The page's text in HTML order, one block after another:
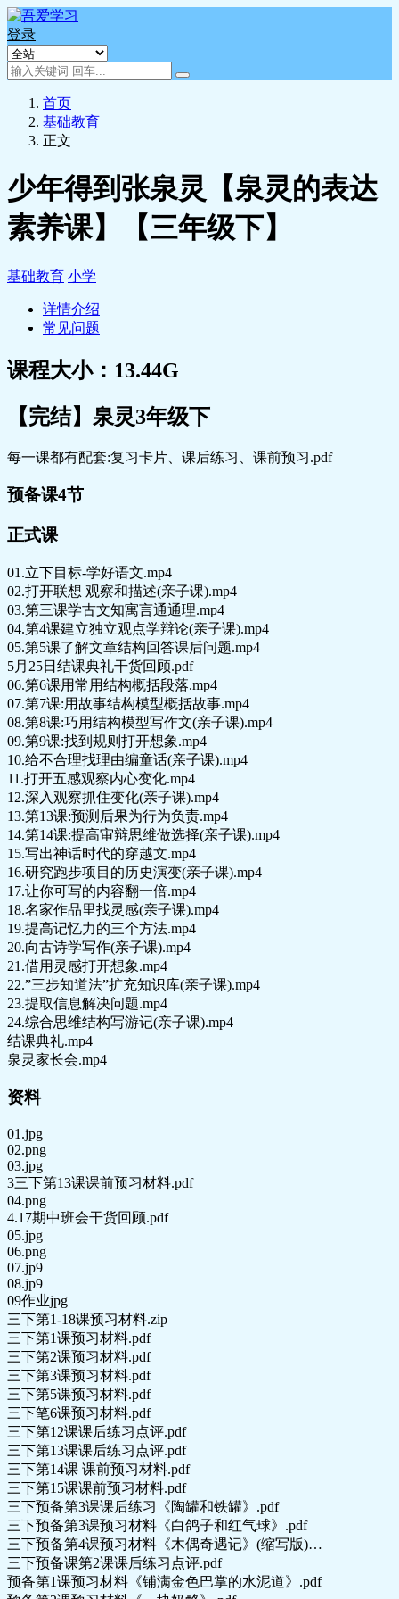
登录
首页
基础教育
正文
少年得到张泉灵【泉灵的表达
素养课】【三年级下】
基础教育 小学
详情介绍
常见问题
课程大小：13.44G
【完结】泉灵3年级下
每一课都有配套:复习卡片、课后练习、课前预习.pdf
预备课4节
正式课
01.立下目标-学好语文.mp4
02.打开联想 观察和描述(亲子课).mp4
03.第三课学古文知寓言通通理.mp4
04.第4课建立独立观点学辩论(亲子课).mp4
05.第5课了解文章结构回答课后问题.mp4
5月25日结课典礼干货回顾.pdf
06.第6课用常用结构概括段落.mp4
07.第7课:用故事结构模型概括故事.mp4
08.第8课:巧用结构模型写作文(亲子课).mp4
09.第9课:找到规则打开想象.mp4
10.给不合理找理由编童话(亲子课).mp4
11.打开五感观察内心变化.mp4
12.深入观察抓住变化(亲子课).mp4
13.第13课:预测后果为行为负责.mp4
14.第14课:提高审辩思维做选择(亲子课).mp4
15.写出神话时代的穿越文.mp4
16.研究跑步项目的历史演变(亲子课).mp4
17.让你可写的内容翻一倍.mp4
18.名家作品里找灵感(亲子课).mp4
19.提高记忆力的三个方法.mp4
20.向古诗学写作(亲子课).mp4
21.借用灵感打开想象.mp4
22.”三步知道法”扩充知识库(亲子课).mp4
23.提取信息解决问题.mp4
24.综合思维结构写游记(亲子课).mp4
结课典礼.mp4
泉灵家长会.mp4
资料
01.jpg
02.png
03.jpg
3三下第13课课前预习材料.pdf
04.png
4.17期中班会干货回顾.pdf
05.jpg
06.png
07.jp9
08.jp9
09作业jpg
三下第1-18课预习材料.zip
三下第1课预习材料.pdf
三下第2课预习材料.pdf
三下第3课预习材料.pdf
三下第5课预习材料.pdf
三下笔6课预习材料.pdf
三下第12课课后练习点评.pdf
三下第13课课后练习点评.pdf
三下第14课 课前预习材料.pdf
三下第15课课前预习材料.pdf
三下预备第3课课后练习《陶罐和铁罐》.pdf
三下预备第3课预习材料《白鸽子和红气球》.pdf
三下预备第4课预习材料《木偶奇遇记》(缩写版)…
三下预备课第2课课后练习点评.pdf
预备第1课预习材料《铺满金色巴掌的水泥道》.pdf